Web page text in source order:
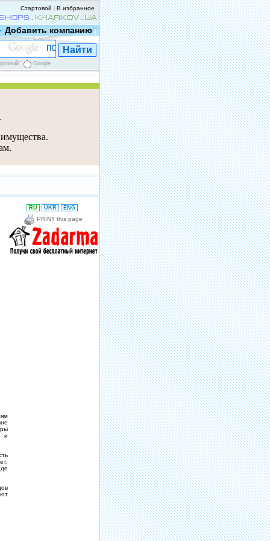
Стартовой В избранное
Добавить компанию|
Google
RU UKR
ENG
PRINT this page
и